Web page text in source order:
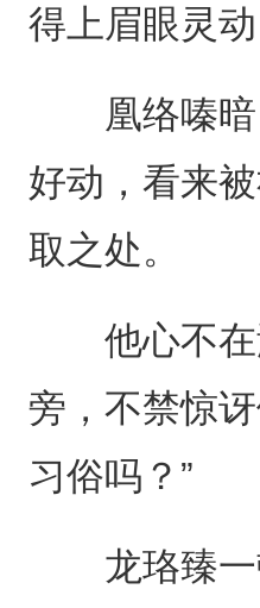
得上眉眼灵
凰络嗪暗
好动，看来
取之处。
他心不在
旁，不禁惊
习俗吗？”
龙珞臻一